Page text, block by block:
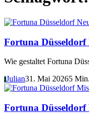
Fortuna Düsseldorf
Wie gestaltet Fortuna
JJulian31. Mai 20265
Fortuna